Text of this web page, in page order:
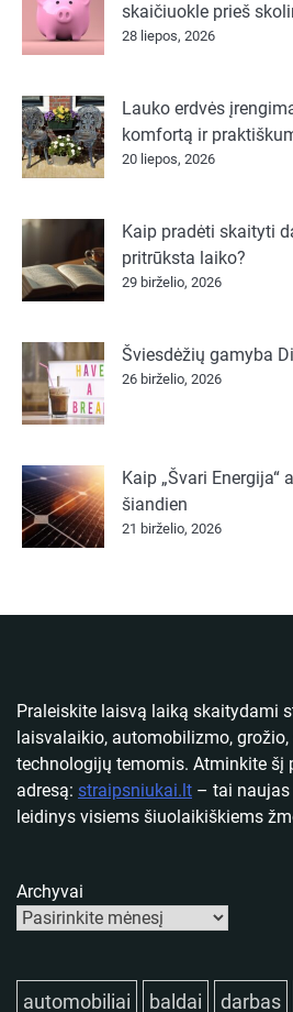
skaičiuokle prieš
28 liepos, 2026
Lauko erdvės
komfortą ir
20 liepos, 2026
Kaip pradėti skaityti
pritrūksta laiko?
29 birželio, 2026
Šviesdėžių gamyba
26 birželio, 2026
Kaip „Švari Energija“
šiandien
21 birželio, 2026
Praleiskite laisvą laiką skaitydami
laisvalaikio, automobilizmo,
technologijų temomis. Atminkite šį
adresą: straipsniukai.lt – tai
leidinys visiems šiuolaikiškiems
Archyvai
automobiliai baldai darbas